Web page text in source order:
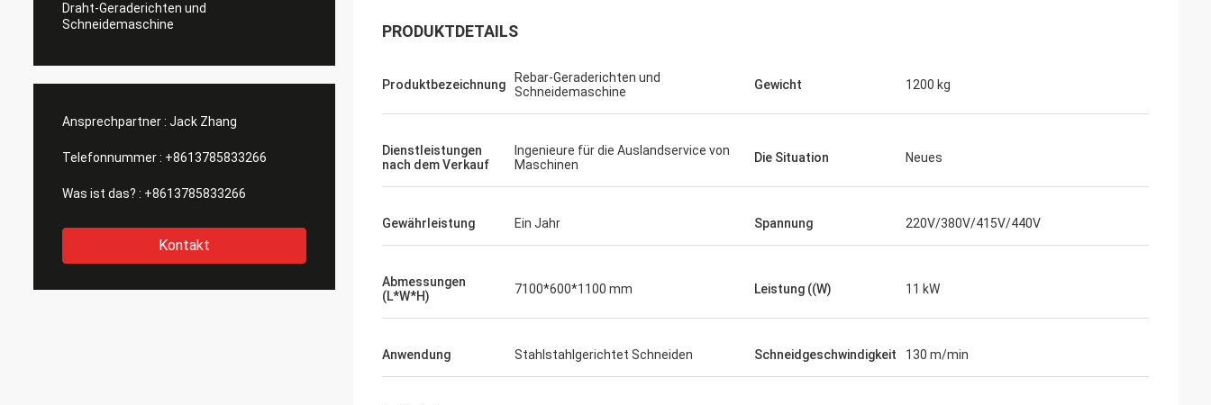
Draht-Geraderichten und
Schneidemaschine
Ansprechpartner : Jack Zhang
Telefonnummer : +8613785833266
Was ist das? : +8613785833266
Kontakt
PRODUKTDETAILS
Produktbezeichnung
Rebar-Geraderichten und
Schneidemaschine
Gewicht 1200 kg
Dienstleistungen
nach dem Verkauf
Ingenieure für die Auslandservice von
Maschinen
Die Situation Neues
Gewährleistung Ein Jahr Spannung 220V/380V/415V/440V
Abmessungen
(L*W*H)
7100*600*1100 mm Leistung ((W) 11 kW
Anwendung Stahlstahlgerichtet Schneiden Schneidgeschwindigkeit 130 m/min